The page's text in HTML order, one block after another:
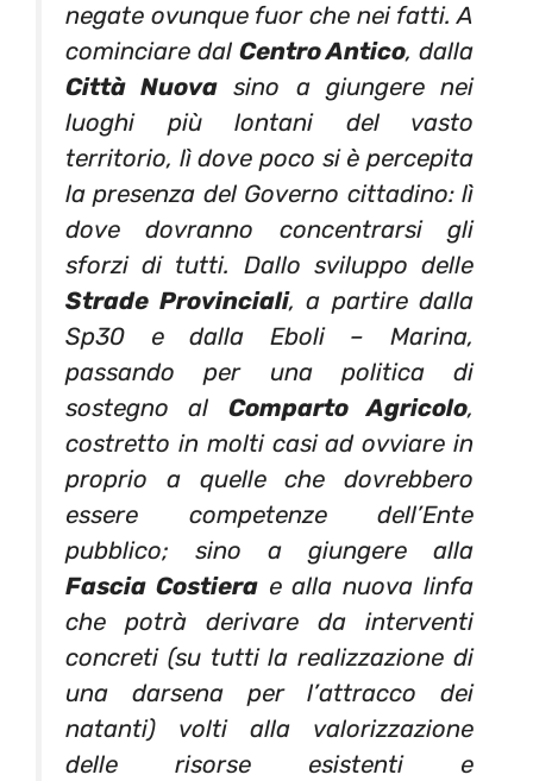
negate ovunque fuor che nei fatti. A
cominciare dal Centro Antico, dalla
Città Nuova sino a giungere nei
luoghi più lontani del vasto
territorio, lì dove poco si è percepita
la presenza del Governo cittadino: lì
dove dovranno concentrarsi gli
sforzi di tutti. Dallo sviluppo delle
Strade Provinciali, a partire dalla
Sp30 e dalla Eboli – Marina,
passando per una politica di
sostegno al Comparto Agricolo,
costretto in molti casi ad ovviare in
proprio a quelle che dovrebbero
essere competenze dell’Ente
pubblico; sino a giungere alla
Fascia Costierae alla nuova linfa
che potrà derivare da interventi
concreti (su tutti la realizzazione di
una darsena per l’attracco dei
natanti) volti alla valorizzazione
delle risorse esistenti e